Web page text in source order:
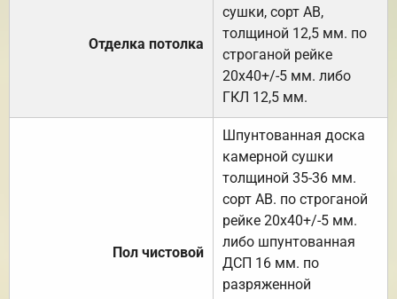
Отделка потолка
сушки, сорт АВ,
толщиной 12,5 мм. по
строганой рейке
20х40+/-5 мм. либо
ГКЛ 12,5 мм.
Пол чистовой
Шпунтованная доска
камерной сушки
толщиной 35-36 мм.
сорт АВ. по строганой
рейке 20х40+/-5 мм.
либо шпунтованная
ДСП 16 мм. по
разряженной